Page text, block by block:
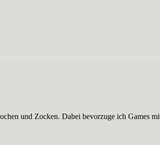
und Zocken. Dabei bevorzuge ich Games